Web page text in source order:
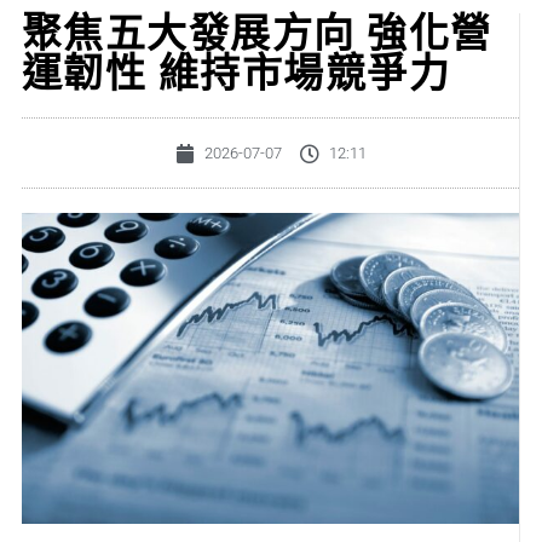
聚焦五大發展方向 強化營
運韌性 維持市場競爭力
2026-07-07 12:11